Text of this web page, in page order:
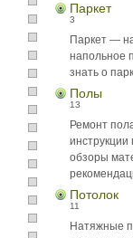
Паркет
3
Паркет —
напольное
знать о
Полы
13
Ремонт
инструкции
обзоры
Потолок
11
Натяжные